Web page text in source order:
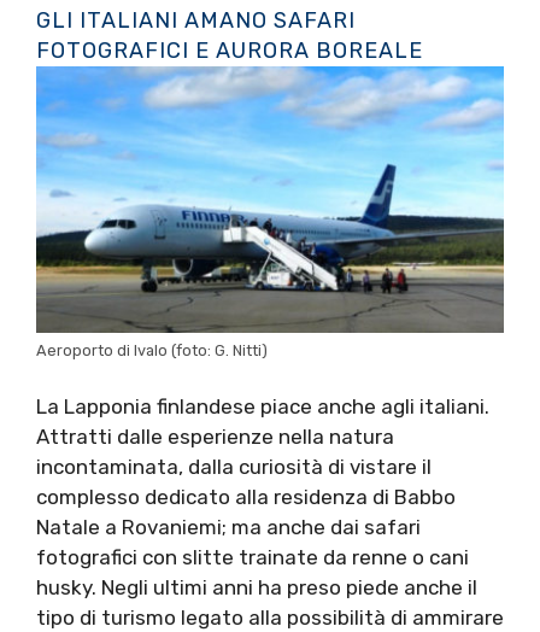
GLI ITALIANI AMANO SAFARI
FOTOGRAFICI E AURORA BOREALE
Aeroporto di Ivalo (foto: G. Nitti)
La Lapponia finlandese piace anche agli italiani.
Attratti dalle esperienze nella natura
incontaminata, dalla curiosità di vistare il
complesso dedicato alla residenza di Babbo
Natale a Rovaniemi; ma anche dai safari
fotografici con slitte trainate da renne o cani
husky. Negli ultimi anni ha preso piede anche il
tipo di turismo legato alla possibilità di ammirare